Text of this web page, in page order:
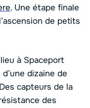
. Une étape finale
de petits
à Spaceport
dizaine de
capteurs de la
des